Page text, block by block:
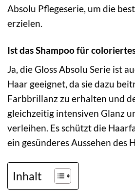
Absolu Pflegeserie, um die
erzielen.
Ist das Shampoo für
Ja, die Gloss Absolu Serie ist
Haar geeignet, da sie dazu
Farbbrillanz zu erhalten und
gleichzeitig intensiven Glanz
verleihen. Es schützt die
ein gesünderes Aussehen des
Inhalt